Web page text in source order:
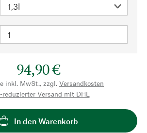
94,90 €
inkl. MwSt., zzgl. Versandkosten
reduzierter Versand mit DHL
In den Warenkorb